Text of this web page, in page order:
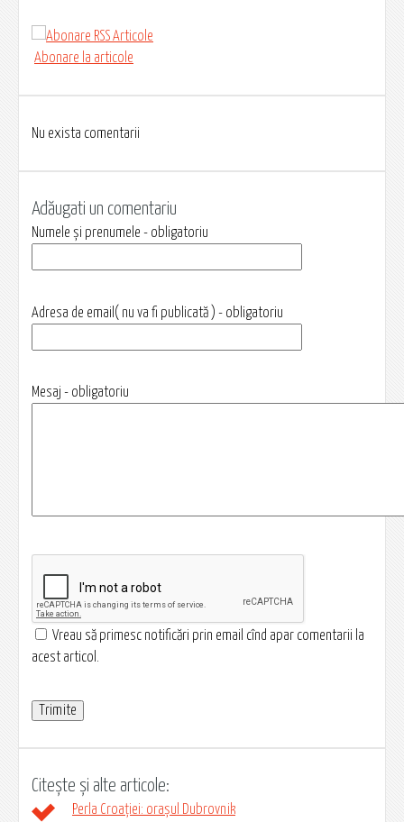
Abonare la articole
Nu exista comentarii
Adăugati un comentariu
Numele și prenumele - obligatoriu
Adresa de email( nu va fi publicată ) - obligatoriu
Mesaj - obligatoriu
Vreau să primesc notificări prin email cînd apar comentarii la
acest articol.
Citește și alte articole:
Perla Croației: orașul Dubrovnik